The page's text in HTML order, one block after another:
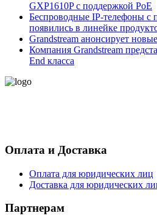
GXP1610P с поддержкой PoE
Беспроводные IP-телефоны с
появились в линейке
Grandstream анонсирует
Компания Grandstream
End класса
Оплата и Доставка
Оплата для юридических лиц
Доставка для юридических
Партнерам